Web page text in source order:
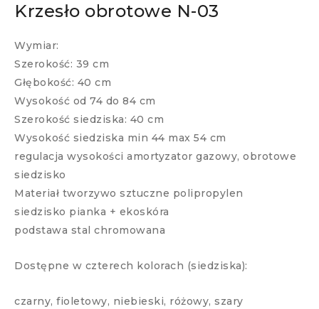
Krzesło obrotowe N-03
Wymiar:
Szerokość: 39 cm
Głębokość: 40 cm
Wysokość od 74 do 84 cm
Szerokość siedziska: 40 cm
Wysokość siedziska min 44 max 54 cm
regulacja wysokości amortyzator gazowy, obrotowe
siedzisko
Materiał tworzywo sztuczne polipropylen
siedzisko pianka + ekoskóra
podstawa stal chromowana
Dostępne w czterech kolorach (siedziska):
czarny, fioletowy, niebieski, różowy, szary